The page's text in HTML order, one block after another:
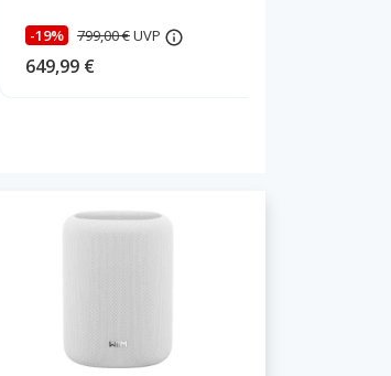
-19% 799,00 €UVP
649,99 €